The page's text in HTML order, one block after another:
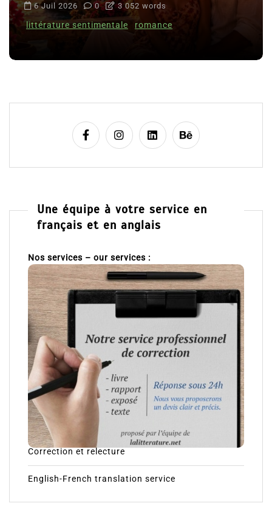
6 Juil 2026 0 3 052 words
littérature sentimentale romance
Une équipe à votre service en
français et en anglais
Nos services – our services :
Correction et relecture
English-French translation service